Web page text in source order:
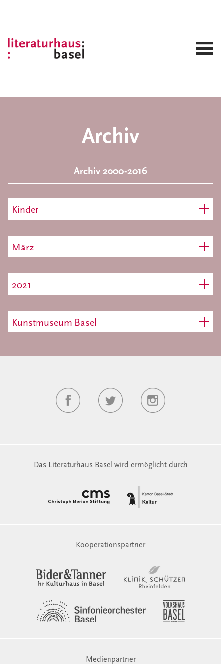
Archiv
Archiv 2000-2016
Kinder
März
2021
Kunstmuseum Basel
Das Literaturhaus Basel wird ermöglicht durch
Kooperationspartner
Medienpartner